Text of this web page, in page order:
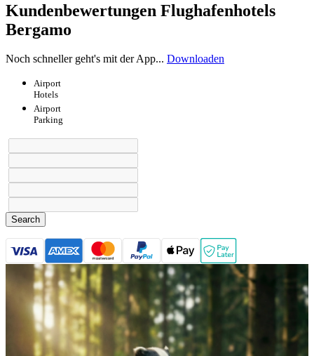
Kundenbewertungen Flughafenhotels
Bergamo
Noch schneller geht's mit der App... Downloaden
Airport
Hotels
Airport
Parking
Search